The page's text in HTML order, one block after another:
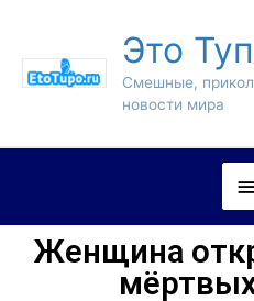
Это
Смешные,
новости мира
Женщина